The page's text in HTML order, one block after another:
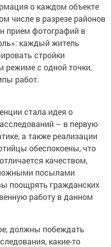
о каждом объекте
числе в разрезе районов
прием фотографий в
каждый житель
стройки
режиме с одной точки,
работ.
стала идея о
– в первую
а также реализации
обеспокоены, что
качеством,
посылами
поощрять гражданских
работу в данном
должны побеждать
какие-то